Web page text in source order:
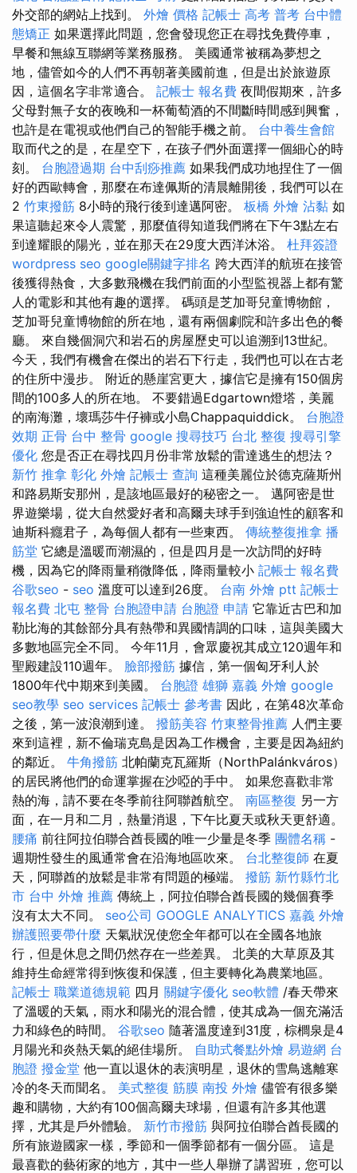
外交部的網站上找到。 外燴 價格 記帳士 高考 普考 台中體
態矯正 如果選擇此問題，您會發現您正在尋找免費停車，
早餐和無線互聯網等業務服務。 美國通常被稱為夢想之
地，儘管如今的人們不再朝著美國前進，但是出於旅遊原
因，這個名字非常適合。 記帳士 報名費 夜間假期來，許多
父母對無子女的夜晚和一杯葡萄酒的不間斷時間感到興奮，
也許是在電視或他們自己的智能手機之前。 台中養生會館
取而代之的是，在星空下，在孩子們外面選擇一個細心的時
刻。 台胞證過期 台中刮痧推薦 如果我們成功地捏住了一個
好的西歐轉會，那麼在布達佩斯的清晨離開後，我們可以在
2 竹東撥筋 8小時的飛行後到達邁阿密。 板橋 外燴 沾黏 如
果這聽起來令人震驚，那麼值得知道我們將在下午3點左右
到達耀眼的陽光，並在那天在29度大西洋沐浴。 杜拜簽證
wordpress seo google關鍵字排名 跨大西洋的航班在接管
後獲得熱食，大多數飛機在我們前面的小型監視器上都有驚
人的電影和其他有趣的選擇。 碼頭是芝加哥兒童博物館，
芝加哥兒童博物館的所在地，還有兩個劇院和許多出色的餐
廳。 來自幾個洞穴和岩石的房屋歷史可以追溯到13世紀。
今天，我們有機會在傑出的岩石下行走，我們也可以在古老
的住所中漫步。 附近的懸崖宮更大，據信它是擁有150個房
間的100多人的所在地。 不要錯過Edgartown燈塔，美麗
的南海灘，壞瑪莎牛仔褲或小島Chappaquiddick。 台胞證
效期 正骨 台中 整骨 google 搜尋技巧 台北 整復 搜尋引擎
優化 您是否正在尋找四月份非常放鬆的雷達逃生的想法？
新竹 推拿 彰化 外燴 記帳士 查詢 這種美麗位於德克薩斯州
和路易斯安那州，是該地區最好的秘密之一。 邁阿密是世
界遊樂場，從大自然愛好者和高爾夫球手到強迫性的顧客和
迪斯科癮君子，為每個人都有一些東西。 傳統整復推拿 播
筋堂 它總是溫暖而潮濕的，但是四月是一次訪問的好時
機，因為它的降雨量稍微降低，降雨量較小 記帳士 報名費
谷歌seo - seo 溫度可以達到26度。 台南 外燴 ptt 記帳士
報名費 北屯 整骨 台胞證申請 台胞證 申請 它靠近古巴和加
勒比海的其餘部分具有熱帶和異國情調的口味，這與美國大
多數地區完全不同。 今年11月，會眾慶祝其成立120週年和
聖殿建設110週年。 臉部撥筋 據信，第一個匈牙利人於
1800年代中期來到美國。 台胞證 雄獅 嘉義 外燴 google
seo教學 seo services 記帳士 參考書 因此，在第48次革命
之後，第一波浪潮到達。 撥筋美容 竹東整骨推薦 人們主要
來到這裡，新不倫瑞克島是因為工作機​​會，主要是因為紐約
的鄰近。 牛角撥筋 北帕蘭克瓦羅斯（NorthPalánkváros）
的居民將他們的命運掌握在沙啞的手中。 如果您喜歡非常
熱的海，請不要在冬季前往阿聯酋航空。 南區整復 另一方
面，在一月和二月，熱量消退，下午比夏天或秋天更舒適。
腰痛 前往阿拉伯聯合酋長國的唯一少量是冬季 團體名稱 -
週期性發生的風通常會在沿海地區吹來。 台北整復師 在夏
天，阿聯酋的放鬆是非常有問題的極端。 撥筋 新竹縣竹北
市 台中 外燴 推薦 傳統上，阿拉伯聯合酋長國的幾個賽季
沒有太大不同。 seo公司 GOOGLE ANALYTICS 嘉義 外燴
辦護照要帶什麼 天氣狀況使您全年都可以在全國各地旅
行，但是休息之間仍然存在一些差異。 北美的大草原及其
維持生命經常得到恢復和保護，但主要轉化為農業地區。
記帳士 職業道德規範 四月 關鍵字優化 seo軟體 /春天帶來
了溫暖的天氣，雨水和陽光的混合體，使其成為一個充滿活
力和綠色的時間。 谷歌seo 隨著溫度達到31度，棕櫚泉是4
月陽光和炎熱天氣的絕佳場所。 自助式餐點外燴 易遊網 台
胞證 撥金堂 他一直以退休的表演明星，退休的雪鳥逃離寒
冷的冬天而聞名。 美式整復 筋膜 南投 外燴 儘管有很多樂
趣和購物，大約有100個高爾夫球場，但還有許多其他選
擇，尤其是戶外體驗。 新竹市撥筋 與阿拉伯聯合酋長國的
所有旅遊國家一樣，季節和一個季節都有一個分區。 這是
最喜歡的藝術家的地方，其中一些人舉辦了講習班，您可以